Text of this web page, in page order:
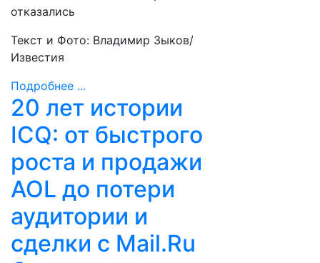
отказались
Текст и Фото: Владимир Зыков/
Известия
Подробнее ...
20 лет истории
ICQ: от быстрого
роста и продажи
AOL до потери
аудитории и
сделки с Mail.Ru